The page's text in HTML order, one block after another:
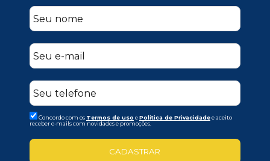
Concordo com os Termos de uso ePolitica de Privacidadee aceito
receber e-mails com novidades e promoções.
CADASTRAR